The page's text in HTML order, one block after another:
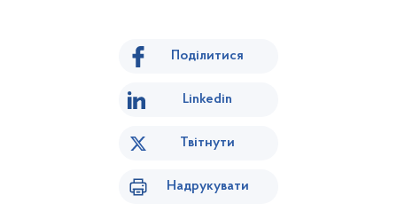
Поділитися
Linkedin
Твітнути
Надрукувати